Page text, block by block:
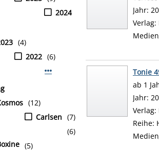
2024
(4)
2022 (6)
Mehr Jahr-Filter anzeigen
(12)
Carlsen (7)
(6)
(5)
Jahr:
Verlag:
Tonie
ab 1
Suche
Jahr:
Verlag:
Reihe: